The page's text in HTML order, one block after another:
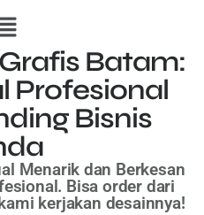
Batam:
Profesional
Bisnis
Menarik dan Berkesan
Bisa order dari
kerjakan desainnya!